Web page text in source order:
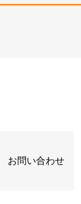
お問い合わせ